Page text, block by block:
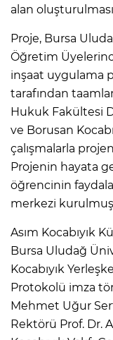
alan
Proje, Bursa
Öğretim
inşaat uygulama
tarafından
Hukuk Fakültesi
ve Borusan
çalışmalarla
Projenin hayata
öğrencinin
merkezi
Asım Kocabıyık
Bursa Uludağ
Kocabıyık
Protokolü imza
Mehmet Uğur
Rektörü Prof. Dr.